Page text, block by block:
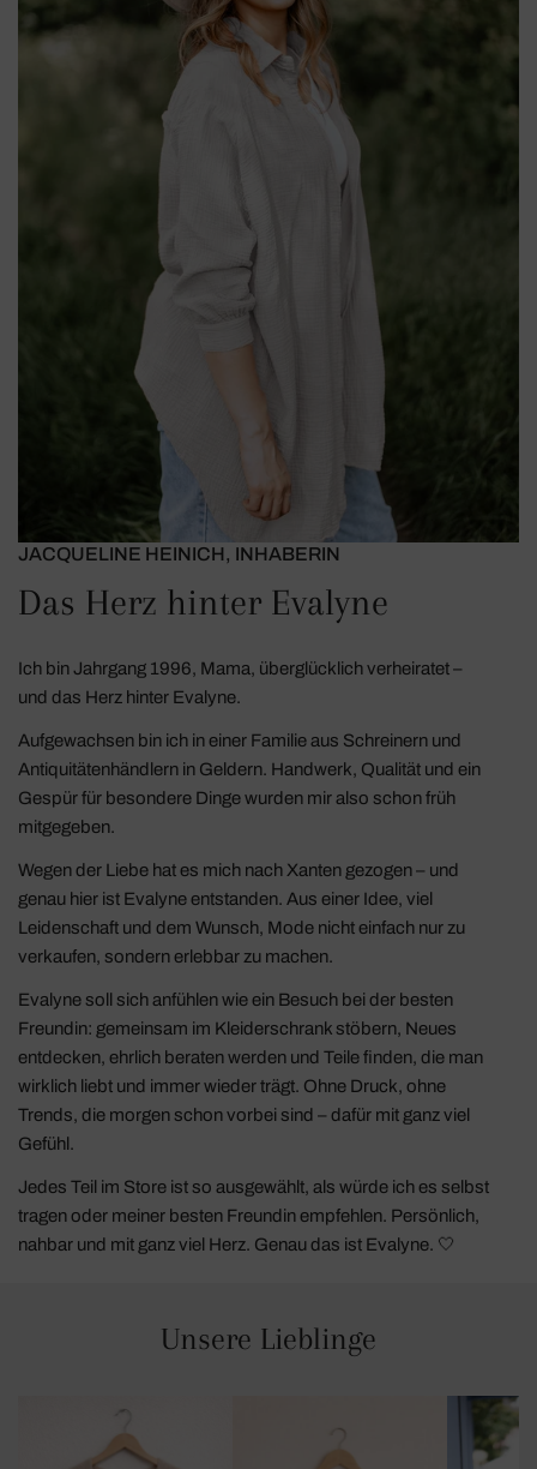
JACQUELINE HEINICH, INHABERIN
Das Herz hinter Evalyne
Ich bin Jahrgang 1996, Mama, überglücklich verheiratet –
und das Herz hinter Evalyne.
Aufgewachsen bin ich in einer Familie aus Schreinern und
Antiquitätenhändlern in Geldern. Handwerk, Qualität und ein
Gespür für besondere Dinge wurden mir also schon früh
mitgegeben.
Wegen der Liebe hat es mich nach Xanten gezogen – und
genau hier ist Evalyne entstanden. Aus einer Idee, viel
Leidenschaft und dem Wunsch, Mode nicht einfach nur zu
verkaufen, sondern erlebbar zu machen.
Evalyne soll sich anfühlen wie ein Besuch bei der besten
Freundin: gemeinsam im Kleiderschrank stöbern, Neues
entdecken, ehrlich beraten werden und Teile finden, die man
wirklich liebt und immer wieder trägt. Ohne Druck, ohne
Trends, die morgen schon vorbei sind – dafür mit ganz viel
Gefühl.
Jedes Teil im Store ist so ausgewählt, als würde ich es selbst
tragen oder meiner besten Freundin empfehlen. Persönlich,
nahbar und mit ganz viel Herz. Genau das ist Evalyne. 🤍
Unsere Lieblinge
Cleo